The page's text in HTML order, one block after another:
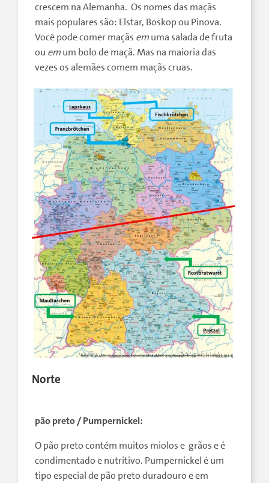
crescem na Alemanha. Os nomes das maçãs
mais populares são: Elstar, Boskop ou Pinova.
Você pode comer maçãs emuma salada de fruta
ou emum bolo de maçã. Mas na maioria das
vezes os alemães comem maçãs cruas.
Norte
pão preto / Pumpernickel:
O pão preto contém muitos miolos e grãos e é
condimentado e nutritivo. Pumpernickel é um
tipo especial de pão preto duradouro e em